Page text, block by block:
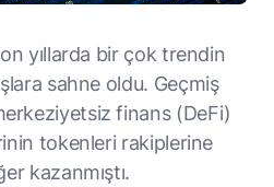
yıllarda bir çok trendin
sahne oldu. Geçmiş
finans (DeFi)
tokenleri rakiplerine
kazanmıştı.